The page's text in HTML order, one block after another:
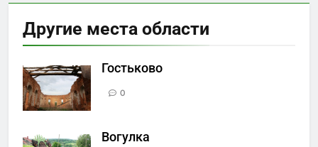
Другие места области
Гостьково
0
Вогулка